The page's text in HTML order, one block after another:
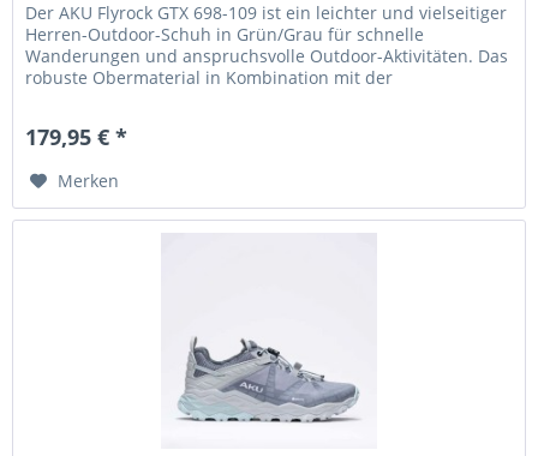
Der AKU Flyrock GTX 698-109 ist ein leichter und vielseitiger
Herren-Outdoor-Schuh in Grün/Grau für schnelle
Wanderungen und anspruchsvolle Outdoor-Aktivitäten. Das
robuste Obermaterial in Kombination mit der
179,95 € *
Merken